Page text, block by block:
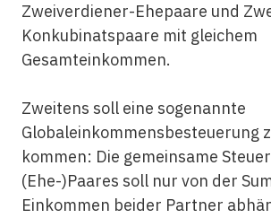
Zweiverdiener-Ehepaare und
Konkubinatspaare mit gleichem
Gesamteinkommen.
Zweitens soll eine sogenannte
Globaleinkommensbesteuerung
kommen: Die gemeinsame
(Ehe-)Paares soll nur von der
Einkommen beider Partner